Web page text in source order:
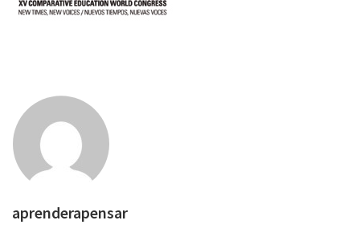
aprenderapensar